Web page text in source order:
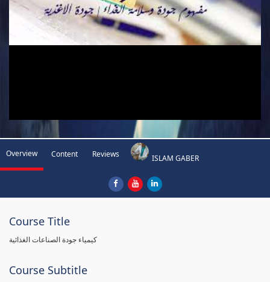
Overview Content Reviews ISLAM GABER
Course Title
كيمياء جودة الصناعات الغذائية
Course Subtitle